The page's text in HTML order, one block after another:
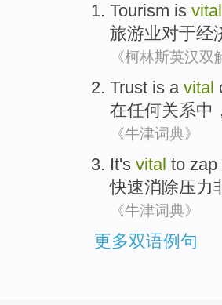
Tourism is vital
旅游业对于经
《柯林斯英汉双
Trust is a vital
在任何关系中
《牛津词典》
It's vital to zap
快速消除压力
《牛津词典》
更多双语例句